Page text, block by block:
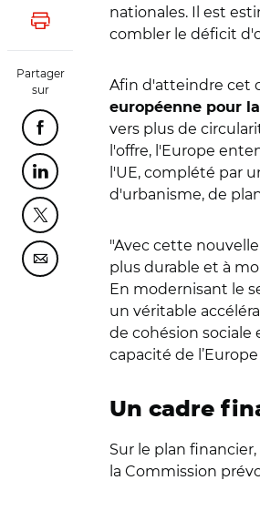
Lancer l'impression
Partager
sur
Partager cette page sur
Partager cette page sur Linkedin
Partager cette page sur Twitter
Partager cette page sur Courriel
nationales. Il est
combler le déficit
Afin d'atteindre cet
européenne pour
vers plus de
l'offre, l'Europe
l'UE, complété par
d'urbanisme, de
"Avec cette
plus durable et à
En modernisant le
un véritable
de cohésion
capacité de
Un cadre
Sur le plan
la Commission